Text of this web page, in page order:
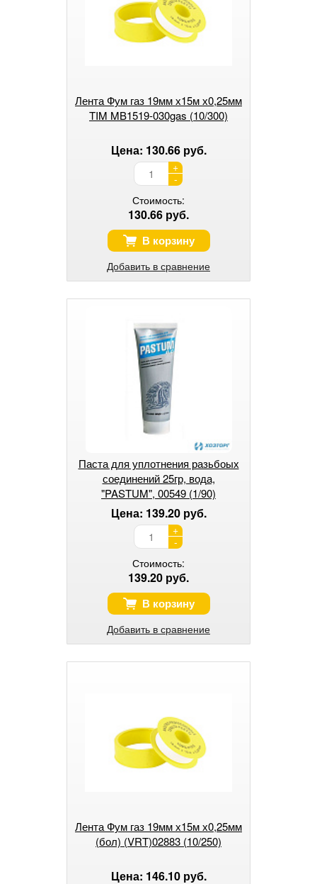
Лента Фум газ 19мм х15м х0,25мм
TIM MB1519-030gas (10/300)
Цена: 130.66 руб.
+
-
Стоимость:
130.66 руб.
В корзину
Добавить в сравнение
Паста для уплотнения разьбоых
соединений 25гр, вода,
"PASTUM", 00549 (1/90)
Цена: 139.20 руб.
+
-
Стоимость:
139.20 руб.
В корзину
Добавить в сравнение
Лента Фум газ 19мм х15м х0,25мм
(бол) (VRT)02883 (10/250)
Цена: 146.10 руб.